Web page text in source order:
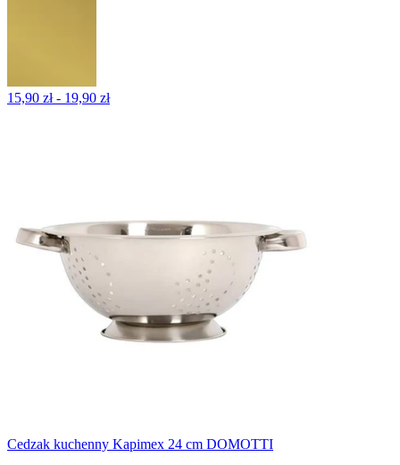
15,90 zł - 19,90 zł
Cedzak kuchenny Kapimex 24 cm DOMOTTI